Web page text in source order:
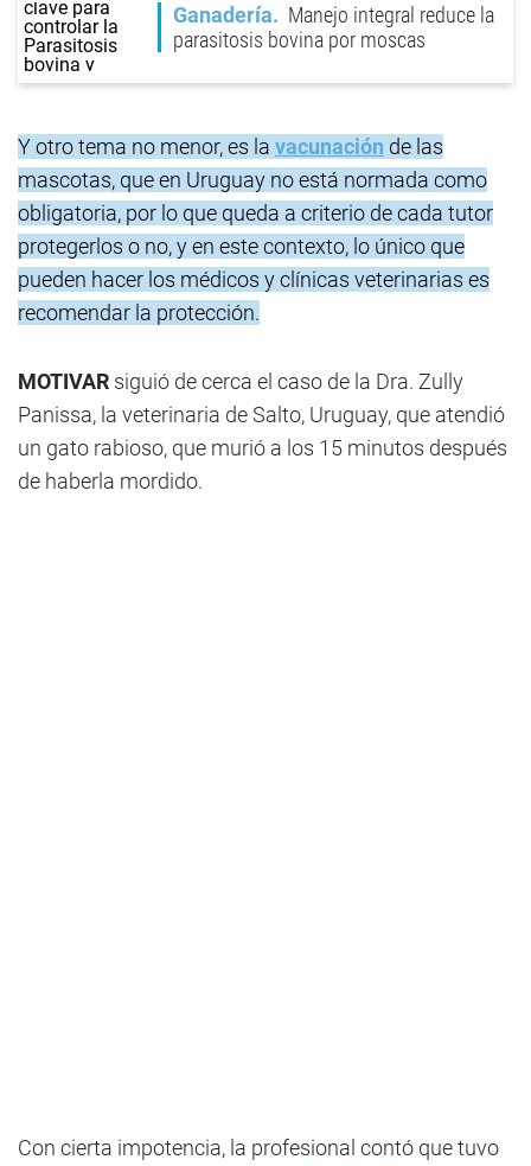
Ganadería
Manejo integral reduce la
parasitosis bovina por moscas
Y otro tema no menor, es la vacunación de las
mascotas, que en Uruguay no está normada como
obligatoria, por lo que queda a criterio de cada tutor
protegerlos o no, y en este contexto, lo único que
pueden hacer los médicos y clínicas veterinarias es
recomendar la protección.
MOTIVAR siguió de cerca el caso de la Dra. Zully
Panissa, la veterinaria de Salto, Uruguay, que atendió
un gato rabioso, que murió a los 15 minutos después
de haberla mordido.
Con cierta impotencia, la profesional contó que tuvo